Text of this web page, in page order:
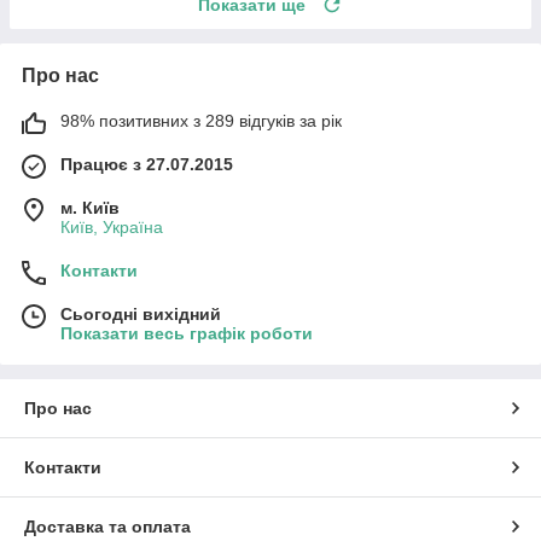
Показати ще
Про нас
98% позитивних з 289 відгуків за рік
Працює з 27.07.2015
м. Київ
Київ, Україна
Контакти
Сьогодні вихідний
Показати весь графік роботи
Про нас
Контакти
Доставка та оплата